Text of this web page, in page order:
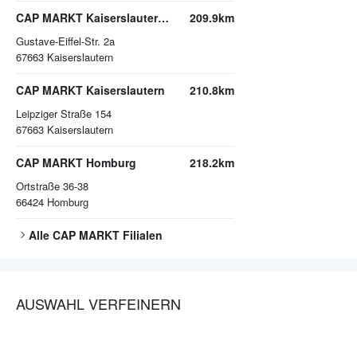
CAP MARKT Kaiserslautern-Bahnheim
Gustave-Eiffel-Str. 2a
67663 Kaiserslautern
209.9km
CAP MARKT Kaiserslautern
Leipziger Straße 154
67663 Kaiserslautern
210.8km
CAP MARKT Homburg
Ortstraße 36-38
66424 Homburg
218.2km
Alle CAP MARKT Filialen
AUSWAHL VERFEINERN